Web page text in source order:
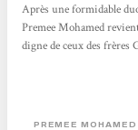
Après une formidable
Premee Mohamed
digne de ceux des frères
PREMEE MOHAMED